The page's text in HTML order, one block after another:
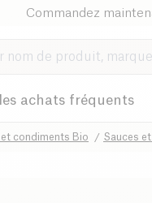
Commandez
achats fréquents
et condiments Bio Sauces